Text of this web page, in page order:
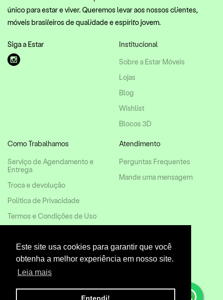
Este site usa cookies para garantir que você
obtenha a melhor experiência em nosso site.
Leia mais
Entendi!
único para estar e viver. Queremos levar aos nossos clientes,
móveis brasileiros de qualidade e espírito jovem.
Como Trabalhamos
Serviço de Agendamento e
Entrega
Troca e devolução
Politica de Privacidade
Termos e Condições de Uso
Institucional
Sobre a Estar Móveis
Lojas
Blog
Wishlist
Blocos 3D
Atendimento
Perguntas Frequentes
Mande uma mensagem
Siga a Estar